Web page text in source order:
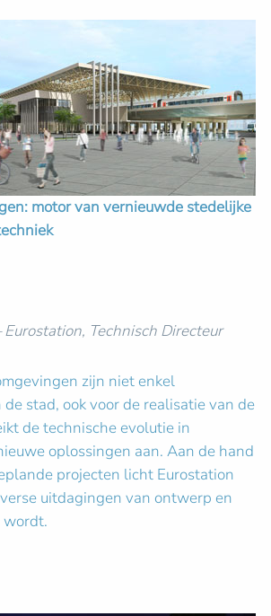
motor van vernieuwde stedelijke
Eurostation, Technisch Directeur
zijn niet enkel
stad, ook voor de realisatie van de
de technische evolutie in
oplossingen aan. Aan de hand
projecten licht Eurostation
uitdagingen van ontwerp en
wordt.